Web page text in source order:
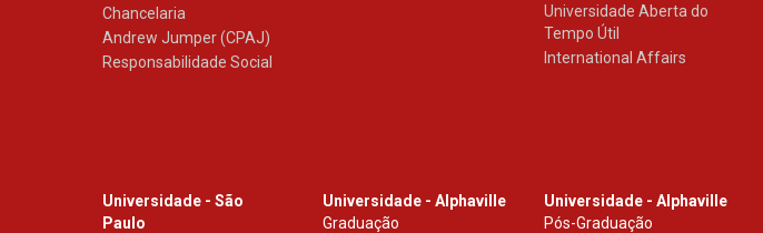
Chancelaria
Andrew Jumper (CPAJ)
Responsabilidade Social
Universidade Aberta do
Tempo Útil
International Affairs
Universidade - São
Paulo
Universidade - Alphaville
Graduação
Universidade - Alphaville
Pós-Graduação